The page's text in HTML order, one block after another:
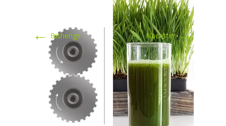
← Bisherige Nächster→